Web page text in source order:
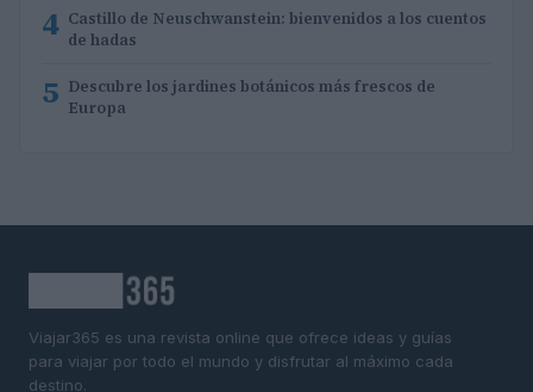
4 Castillo de Neuschwanstein: bienvenidos a los cuentos
de hadas
5 Descubre los jardines botánicos más frescos de
Europa
Viajar365 es una revista online que ofrece ideas y guías
para viajar por todo el mundo y disfrutar al máximo cada
destino.